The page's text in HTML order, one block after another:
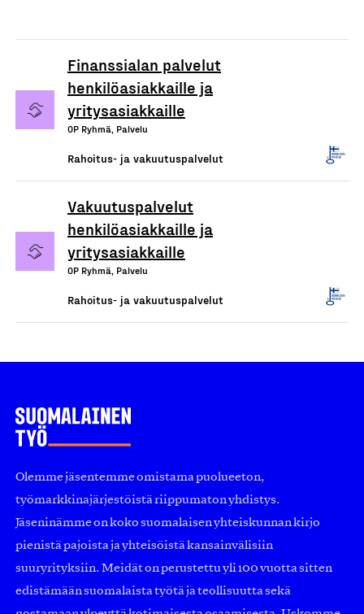
Finanssialan palvelut
henkilöasiakkaille ja
yritysasiakkaille
OP Ryhmä, Palvelu
Rahoitus- ja vakuutuspalvelut
Vakuutuspalvelut
henkilöasiakkaille ja
yritysasiakkaille
OP Ryhmä, Palvelu
Rahoitus- ja vakuutuspalvelut
Olemme jäsentemme omistama puolueeton,
työmarkkinajärjestöistä riippumaton yhdistys.
Jäseninämme on koko suomalaisen yhteiskunnan kirjo
pienistä pajoista ja yhteisöistä kansainvälisiin
suuryrityksiin. Meidät on perustettu yli 100 vuotta sitten
edistämään suomalaista työtä ja teollisuutta sekä